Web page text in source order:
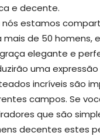
e decente.
nós estamos
mais de 50 homens,
elegante e
uma
incríveis são
campos. Se
que são
decentes estes